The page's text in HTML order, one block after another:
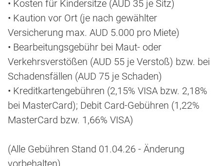
• Kosten für Kindersitze (AUD 35 je Sitz)
• Kaution vor Ort (je nach gewählter
Versicherung max. AUD 5.000 pro Miete)
• Bearbeitungsgebühr bei Maut- oder
Verkehrsverstößen (AUD 55 je Verstoß) bzw. bei
Schadensfällen (AUD 75 je Schaden)
• Kreditkartengebühren (2,15% VISA bzw. 2,18%
bei MasterCard); Debit Card-Gebühren (1,22%
MasterCard bzw. 1,66% VISA)
(Alle Gebühren Stand 01.04.26 - Änderung